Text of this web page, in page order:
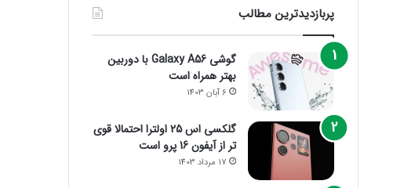
پربازدیدترین مطالب
گوشی Galaxy A56 با دوربین
بهتر همراه است
6 آبان 1403
گلکسی اس 25 اولترا احتمالا قوی
تر از آیفون 16 پرو است
17 مرداد 1403